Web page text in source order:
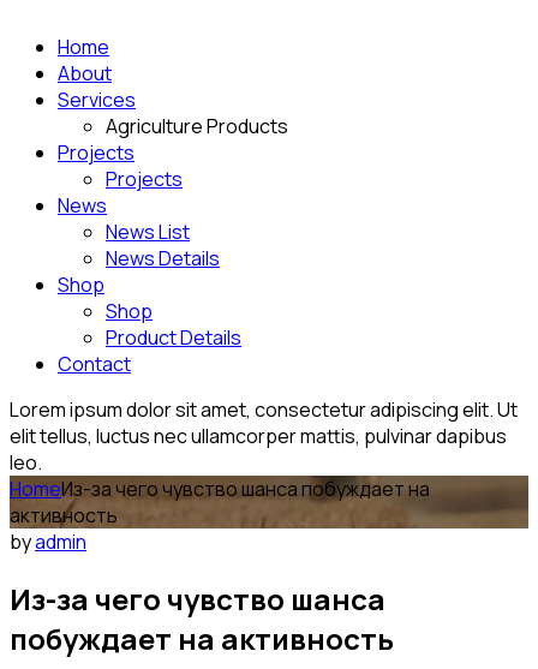
Home
About
Services
Agriculture Products
Projects
Projects
News
News List
News Details
Shop
Shop
Product Details
Contact
Lorem ipsum dolor sit amet, consectetur adipiscing elit. Ut
elit tellus, luctus nec ullamcorper mattis, pulvinar dapibus
leo.
HomeИз-за чего чувство шанса побуждает на
активность
byadmin
Из-за чего чувство шанса
побуждает на активность